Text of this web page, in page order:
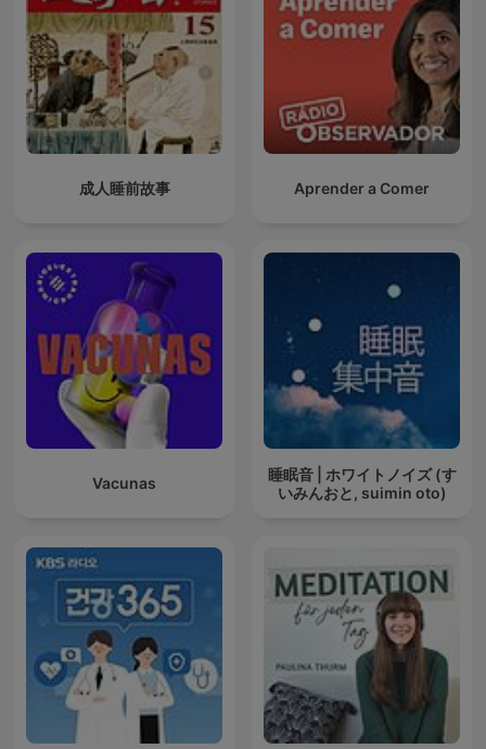
成人睡前故事 Aprender a Comer
Vacunas
睡眠音 | ホワイトノイズ (す
いみんおと, suimin oto)